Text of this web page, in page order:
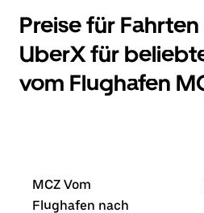
Preise für
UberX für
vom Flughafen
MCZ Vom
Flughafen nach